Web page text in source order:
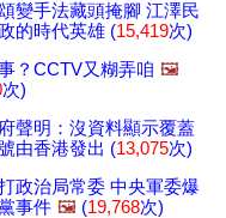
變手法藏頭掩腳 江澤民
的時代英雄 (15,419次)
？CCTV又糊弄咱 🖼️
次)
聲明：沒資料顯示覆蓋
由香港發出 (13,075次)
政治局常委 中央軍委爆
事件 🖼️ (19,768次)